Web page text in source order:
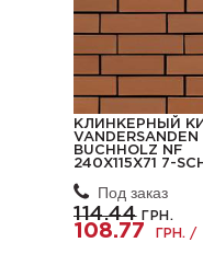
КЛИНКЕРНЫЙ
VANDERSANDEN
BUCHHOLZ NF
240X115X71 7-
Под заказ
114.44ГРН.
108.77 ГРН. /